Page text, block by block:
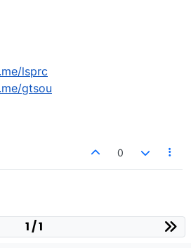
lsprc
gtsou
0
1 / 1